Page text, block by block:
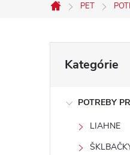
Domov
PET
kategórie
Kategórie
POTREBY
LIAHNE